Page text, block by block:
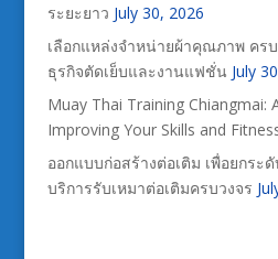
ระยะยาว July 30, 2026
เลือกแหล่งจำหน่ายผ้าคุณภาพ คร
ธุรกิจตัดเย็บและงานแฟชั่น July
Muay Thai Training Chiangmai:
Improving Your Skills and
ออกแบบก่อสร้างต่อเติม เพื่อยกระ
บริการรับเหมาต่อเติมครบวงจร